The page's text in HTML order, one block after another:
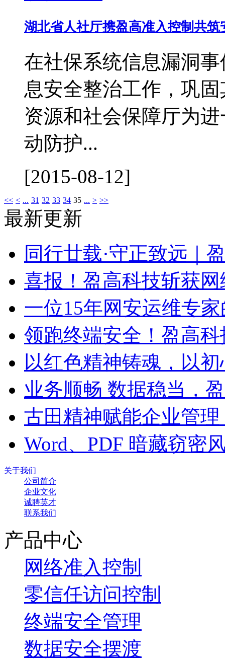
湖北省人社厅携盈高准入控制共筑
在社保系统信息漏洞
息安全整治工作，巩
资源和社会保障厅为
动防护...
[2015-08-12]
<< < ... 31 32 33 34 35 ... > >>
最新更新
同行廿载·守正致远｜
喜报！盈高科技斩获
一位15年网安运维专
领跑终端安全！盈高
以红色精神铸魂，以
业务顺畅 数据稳当，
古田精神赋能企业管
Word、PDF 暗藏窃密
关于我们
公司简介
企业文化
诚聘英才
联系我们
产品中心
网络准入控制
零信任访问控制
终端安全管理
数据安全摆渡